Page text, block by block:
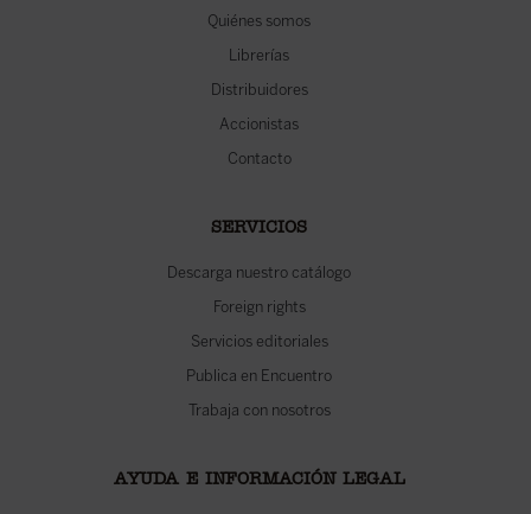
Quiénes somos
Librerías
Distribuidores
Accionistas
Contacto
SERVICIOS
Descarga nuestro catálogo
Foreign rights
Servicios editoriales
Publica en Encuentro
Trabaja con nosotros
AYUDA E INFORMACIÓN LEGAL